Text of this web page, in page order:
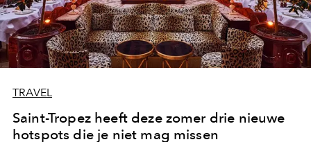
TRAVEL
Saint-Tropez heeft deze zomer drie nieuwe
hotspots die je niet mag missen